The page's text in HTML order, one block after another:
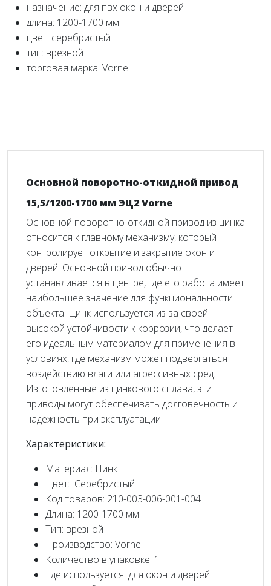
назначение: для пвх окон и дверей
длина: 1200-1700 мм
цвет: серебристый
тип: врезной
торговая марка: Vorne
Основной поворотно-откидной привод
15,5/1200-1700 мм ЭЦ2 Vorne
Основной поворотно-откидной привод из цинка
относится к главному механизму, который
контролирует открытие и закрытие окон и
дверей. Основной привод обычно
устанавливается в центре, где его работа имеет
наибольшее значение для функциональности
объекта. Цинк используется из-за своей
высокой устойчивости к коррозии, что делает
его идеальным материалом для применения в
условиях, где механизм может подвергаться
воздействию влаги или агрессивных сред.
Изготовленные из цинкового сплава, эти
приводы могут обеспечивать долговечность и
надежность при эксплуатации.
Характеристики:
Материал: Цинк
Цвет: Серебристый
Код товаров: 210-003-006-001-004
Длина: 1200-1700 мм
Тип: врезной
Производство: Vorne
Количество в упаковке: 1
Где используется: для окон и дверей